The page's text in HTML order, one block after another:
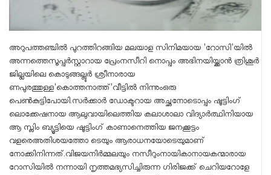
അറുപത്തഞ്ചിൽ പുറത്തിറങ്ങിയ മലയാള സിനിമയായ 'റോസി'യിൽ
അന്നത്തെസൂപ്പർസ്റ്റാറായ പ്രേംനസീറി നൊപ്പം അഭിനയിയ്ക്കാൻ ത്രിശൂർ
ജില്ലയിലെ കൊടുങ്ങല്ലൂർ ശ്രീനാരായ
ണപുരത്തുള്ള'കൊത്തനാത്ത്'വീട്ടിൽ നിന്നുംഒരു
പെൺകുട്ടിപോയി.സർക്കാർ ഡോക്ടറായ അച്ഛനോടൊപ്പം ഷൂട്ടിംഗ്
ലൊക്കേഷനായ ആലുവായിലെത്തിയ കലാശാലാ വിദ്യാർത്ഥിനിയായ
ആ സ്ലിം ബ്യൂട്ടിയെ ഷൂട്ടിംഗ് കാണാനെത്തിയ ജനക്കൂട്ടം
വളരെഅതിശയത്തോ ടെയും ആരാധനയോടെയുമാണ്
നോക്കിനിന്നത്.വിജയനിർമ്മലയും നസീറുംനായികാനായകന്മാരായ
റോസിയിൽ നന്നായി നൃത്തമഭ്യസിച്ചിരുന്ന ഗിരിജക്ക് ചെറിയറോളേ